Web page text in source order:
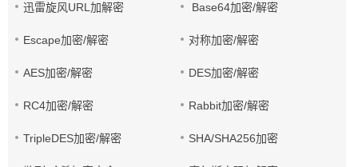
迅雷旋风URL加解密 Base64加密/解密
Escape加密/解密 对称加密/解密
AES加密/解密 DES加密/解密
RC4加密/解密 Rabbit加密/解密
TripleDES加密/解密 SHA/SHA256加密